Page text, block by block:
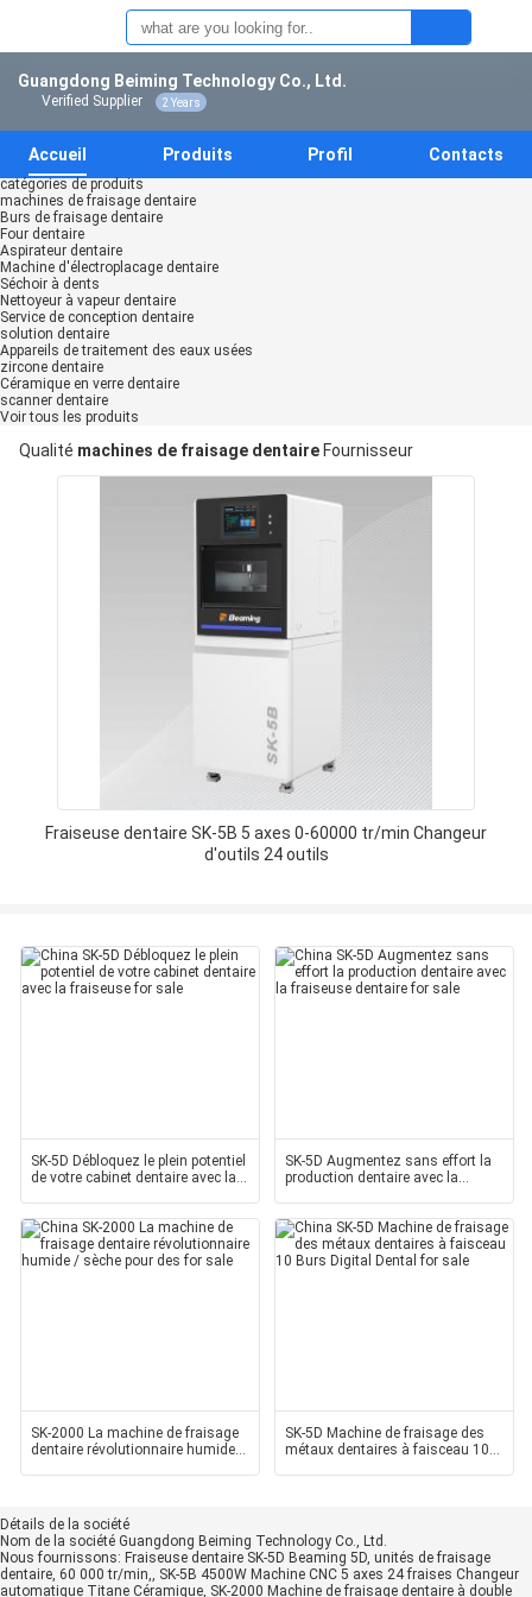
Guangdong Beiming Technology Co., Ltd.
Verified Supplier 2 Years
Accueil Produits Profil Contacts
catégories de produits
machines de fraisage dentaire
Burs de fraisage dentaire
Four dentaire
Aspirateur dentaire
Machine d'électroplacage dentaire
Séchoir à dents
Nettoyeur à vapeur dentaire
Service de conception dentaire
solution dentaire
Appareils de traitement des eaux usées
zircone dentaire
Céramique en verre dentaire
scanner dentaire
Voir tous les produits
Qualité machines de fraisage dentaire Fournisseur
Fraiseuse dentaire SK-5B 5 axes 0-60000 tr/min Changeur
d'outils 24 outils
SK-5D Débloquez le plein potentiel
de votre cabinet dentaire avec la
SK-5D Augmentez sans effort la
production dentaire avec la
SK-2000 La machine de fraisage
dentaire révolutionnaire humide /
SK-5D Machine de fraisage des
métaux dentaires à faisceau 10
Détails de la société
Nom de la société Guangdong Beiming Technology Co., Ltd.
Nous fournissons: Fraiseuse dentaire SK-5D Beaming 5D, unités de fraisage
dentaire, 60 000 tr/min,, SK-5B 4500W Machine CNC 5 axes 24 fraises Changeur
automatique Titane Céramique, SK-2000 Machine de fraisage dentaire à double